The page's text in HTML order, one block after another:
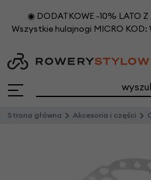
◉ DODATKOWE -10% LATO
Wszystkie hulajnogi MICRO
Strona główna Akcesoria i części